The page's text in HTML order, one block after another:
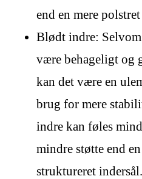
end en mere
Blødt indre:
være behageligt og
kan det være en
brug for mere
indre kan føles
mindre støtte end
struktureret indersål.